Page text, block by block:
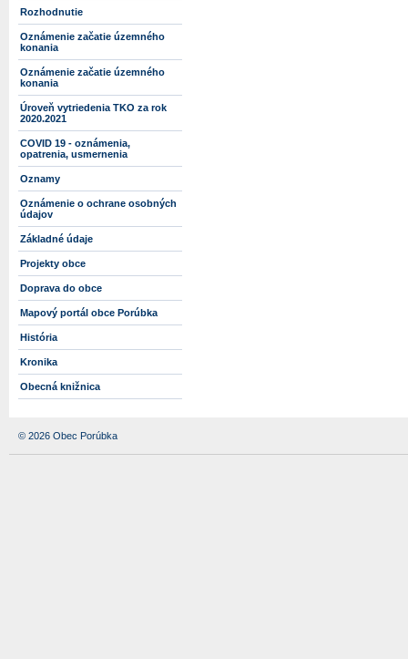
Rozhodnutie
Oznámenie začatie územného
konania
Oznámenie začatie územného
konania
Úroveň vytriedenia TKO za rok
2020.2021
COVID 19 - oznámenia,
opatrenia, usmernenia
Oznamy
Oznámenie o ochrane osobných
údajov
Základné údaje
Projekty obce
Doprava do obce
Mapový portál obce Porúbka
História
Kronika
Obecná knižnica
© 2026 Obec Porúbka